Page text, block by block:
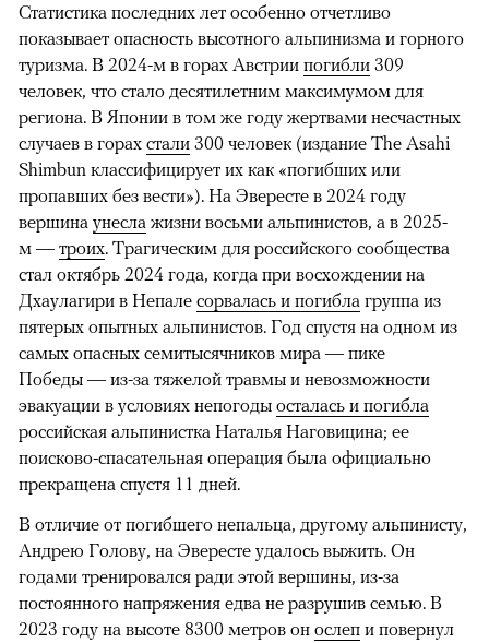
Статистика последних лет особенно отчетливо
показывает опасность высотного альпинизма и горного
туризма. В 2024-м в горах Австрии погибли 309
человек, что стало десятилетним максимумом для
региона. В Японии в том же году жертвами несчастных
случаев в горах стали 300 человек (издание The Asahi
Shimbun классифицирует их как «погибших или
пропавших без вести»). На Эвересте в 2024 году
вершина унесла жизни восьми альпинистов, а в 2025-
м — троих. Трагическим для российского сообщества
стал октябрь 2024 года, когда при восхождении на
Дхаулагири в Непале сорвалась и погибла группа из
пятерых опытных альпинистов. Год спустя на одном из
самых опасных семитысячников мира — пике
Победы — из-за тяжелой травмы и невозможности
эвакуации в условиях непогоды осталась и погибла
российская альпинистка Наталья Наговицина; ее
поисково-спасательная операция была официально
прекращена спустя 11 дней.
В отличие от погибшего непальца, другому альпинисту,
Андрею Голову, на Эвересте удалось выжить. Он
годами тренировался ради этой вершины, из-за
постоянного напряжения едва не разрушив семью. В
2023 году на высоте 8300 метров он ослеп и повернул